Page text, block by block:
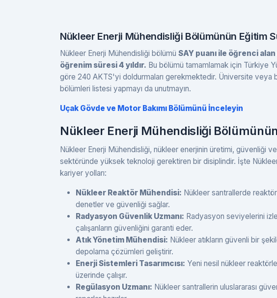
Nükleer Enerji Mühendisliği Bölümünün Eğitim
Nükleer Enerji Mühendisliği bölümü SAY puanı ile öğrenci
öğrenim süresi 4 yıldır. Bu bölümü tamamlamak için Türkiye
göre 240 AKTS'yi doldurmaları gerekmektedir. Üniversite veya
bölümleri listesi yapmayı da unutmayın.
Uçak Gövde ve Motor Bakımı Bölümünü İnceleyin
Nükleer Enerji Mühendisliği
Nükleer Enerji Mühendisliği, nükleer enerjinin üretimi, güvenliği ve
sektöründe yüksek teknoloji gerektiren bir disiplindir. İşte Nükleer
kariyer yolları:
Nükleer Reaktör Mühendisi: Nükleer santrallerde
denetler ve güvenliği sağlar.
Radyasyon Güvenlik Uzmanı: Radyasyon seviyelerini
çalışanların güvenliğini garanti eder.
Atık Yönetim Mühendisi: Nükleer atıkların güvenli bir
depolama çözümleri geliştirir.
Enerji Sistemleri Tasarımcısı: Yeni nesil nükleer
üzerinde çalışır.
Regülasyon Uzmanı: Nükleer santrallerin uluslararası